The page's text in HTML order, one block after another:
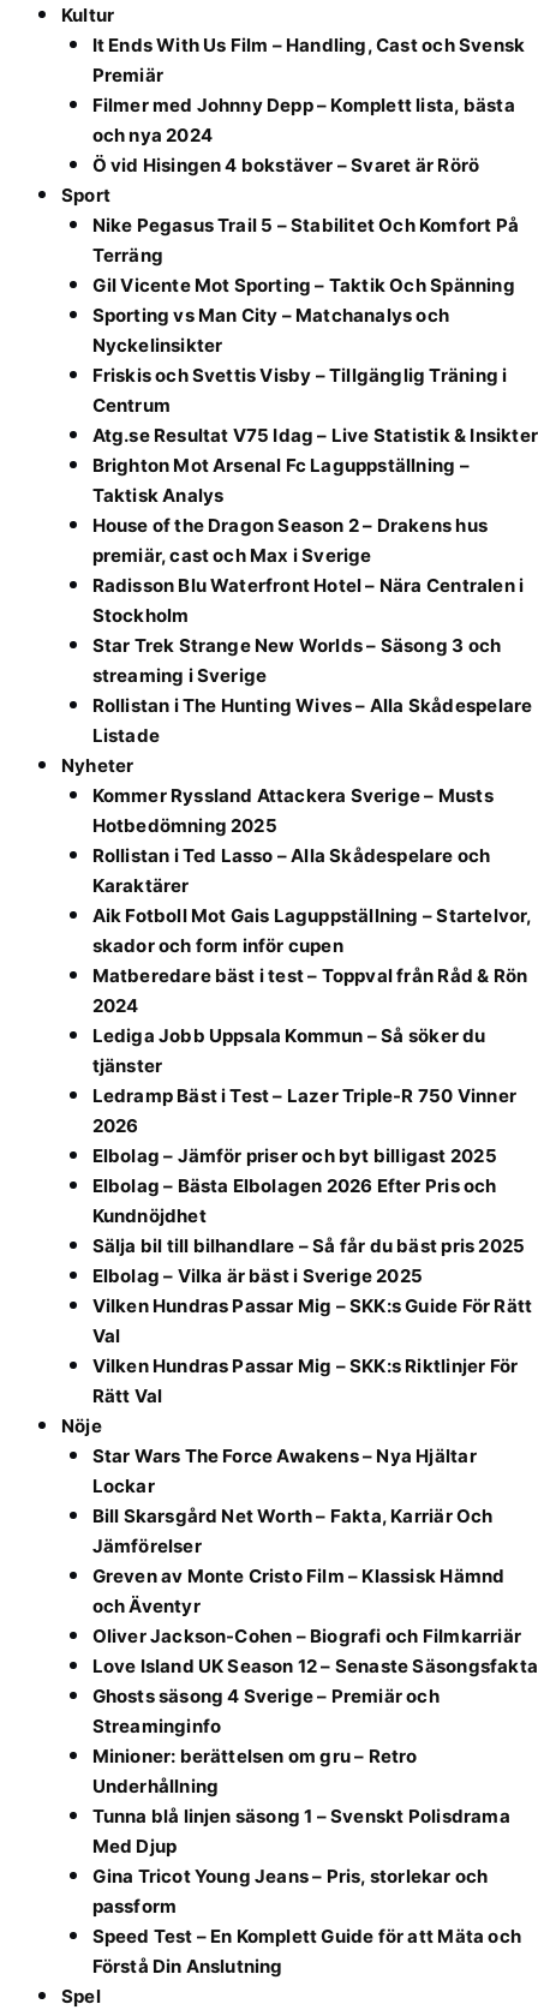
Kultur
It Ends With Us Film – Handling, Cast och Svensk
Premiär
Filmer med Johnny Depp – Komplett lista, bästa
och nya 2024
Ö vid Hisingen 4 bokstäver – Svaret är Rörö
Sport
Nike Pegasus Trail 5 – Stabilitet Och Komfort På
Terräng
Gil Vicente Mot Sporting – Taktik Och Spänning
Sporting vs Man City – Matchanalys och
Nyckelinsikter
Friskis och Svettis Visby – Tillgänglig Träning i
Centrum
Atg.se Resultat V75 Idag – Live Statistik & Insikter
Brighton Mot Arsenal Fc Laguppställning –
Taktisk Analys
House of the Dragon Season 2 – Drakens hus
premiär, cast och Max i Sverige
Radisson Blu Waterfront Hotel – Nära Centralen i
Stockholm
Star Trek Strange New Worlds – Säsong 3 och
streaming i Sverige
Rollistan i The Hunting Wives – Alla Skådespelare
Listade
Nyheter
Kommer Ryssland Attackera Sverige – Musts
Hotbedömning 2025
Rollistan i Ted Lasso – Alla Skådespelare och
Karaktärer
Aik Fotboll Mot Gais Laguppställning – Startelvor,
skador och form inför cupen
Matberedare bäst i test – Toppval från Råd & Rön
2024
Lediga Jobb Uppsala Kommun – Så söker du
tjänster
Ledramp Bäst i Test – Lazer Triple-R 750 Vinner
2026
Elbolag – Jämför priser och byt billigast 2025
Elbolag – Bästa Elbolagen 2026 Efter Pris och
Kundnöjdhet
Sälja bil till bilhandlare – Så får du bäst pris 2025
Elbolag – Vilka är bäst i Sverige 2025
Vilken Hundras Passar Mig – SKK:s Guide För Rätt
Val
Vilken Hundras Passar Mig – SKK:s Riktlinjer För
Rätt Val
Nöje
Star Wars The Force Awakens – Nya Hjältar
Lockar
Bill Skarsgård Net Worth – Fakta, Karriär Och
Jämförelser
Greven av Monte Cristo Film – Klassisk Hämnd
och Äventyr
Oliver Jackson-Cohen – Biografi och Filmkarriär
Love Island UK Season 12 – Senaste Säsongsfakta
Ghosts säsong 4 Sverige – Premiär och
Streaminginfo
Minioner: berättelsen om gru – Retro
Underhållning
Tunna blå linjen säsong 1 – Svenskt Polisdrama
Med Djup
Gina Tricot Young Jeans – Pris, storlekar och
passform
Speed Test – En Komplett Guide för att Mäta och
Förstå Din Anslutning
Spel